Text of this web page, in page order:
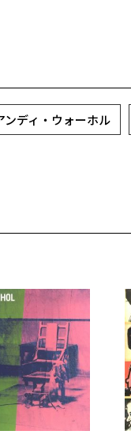
ディ・ウォーホル